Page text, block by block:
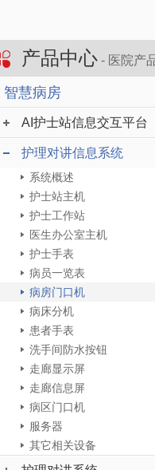
产品中心 - 医院产
智慧病房
AI护士站信息交互平台
护理对讲信息系统
系统概述
护士站主机
护士工作站
医生办公室主机
护士手表
病员一览表
病房门口机
病床分机
患者手表
洗手间防水按钮
走廊显示屏
走廊信息屏
病区门口机
服务器
其它相关设备